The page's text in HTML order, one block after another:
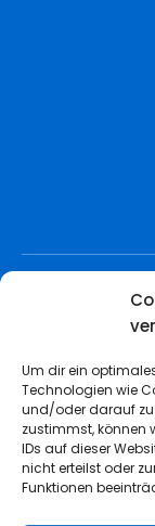
Um dir ein
Technologien wie
und/oder darauf
zustimmst, können
IDs auf dieser
nicht erteilst oder
Funktionen